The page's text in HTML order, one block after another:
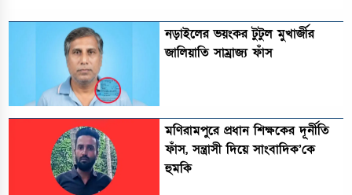
নড়াইলের ভয়ংকর টুটুল মুখার্জীর
জালিয়াতি সাম্রাজ্য ফাঁস
মণিরামপুরে প্রধান শিক্ষকের দূর্নীতি
ফাঁস, সন্ত্রাসী দিয়ে সাংবাদিক’কে
হুমকি